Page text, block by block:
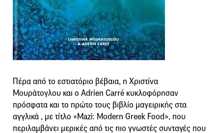
Πέρα από το εστιατόριο βέβαια, η Χριστίνα
Μουράτογλου και ο Adrien Carré κυκλοφόρησαν
πρόσφατα και το πρώτο τους βιβλίο μαγειρικής στα
αγγλικά , με τίτλο «Mazi: Modern Greek Food», που
περιλαμβάνει μερικές από τις πιο γνωστές συνταγές που